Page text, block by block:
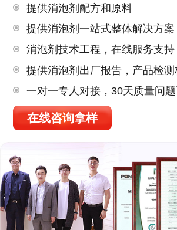
提供消泡剂配方和原料
提供消泡剂一站式整体解决方案
消泡剂技术工程，在线服务支持
提供消泡剂出厂报告，产品检
一对一专人对接，30天质量问
在线咨询拿样